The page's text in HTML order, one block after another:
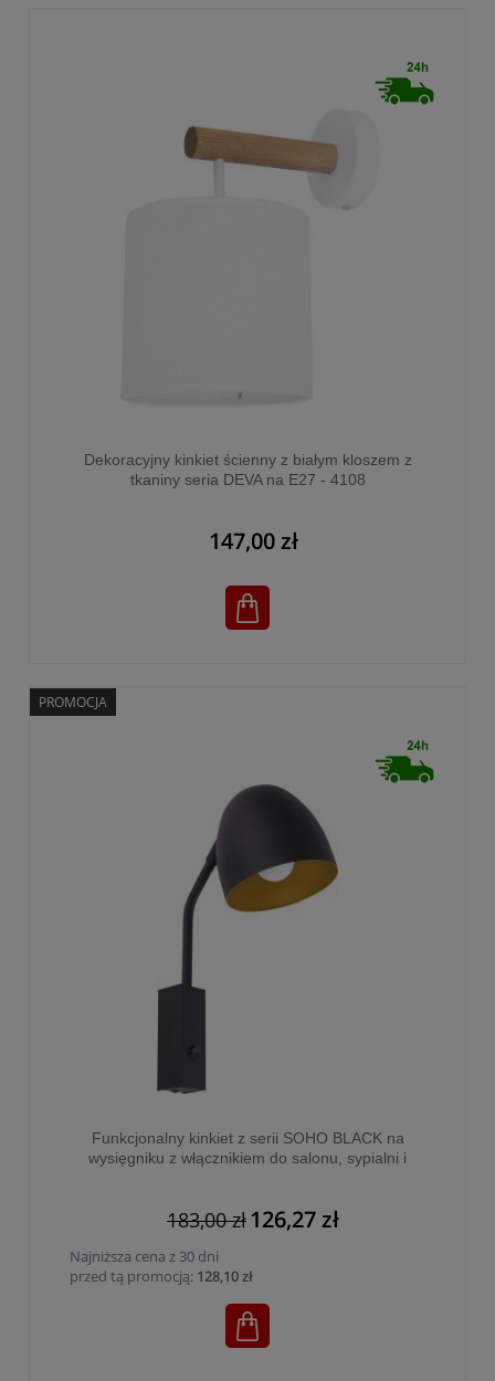
Dekoracyjny kinkiet ścienny z białym kloszem z
tkaniny seria DEVA na E27 - 4108
147,00 zł
Funkcjonalny kinkiet z serii SOHO BLACK na
wysięgniku z włącznikiem do salonu, sypialni i
183,00 zł 126,27 zł
Najniższa cena z 30 dni
przed tą promocją: 128,10 zł
PROMOCJA